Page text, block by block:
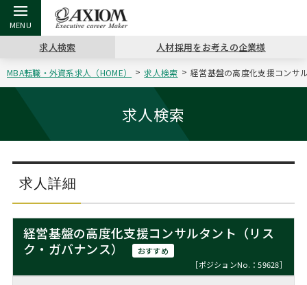
戻る
アクシアムの特長
戻る
コンサ
サービス案内
戻る
キャリ
コンサルタントの紹介
戻る
キャリア支援 TOP
キャリアデザイン講座
（最新求人市場動向）
戻る
MBAの
ステージ別アドバイス
MBAの転職事例
戻る
日本か
戻る
転職ツール TOP
英文レジュメの書き方
戻る
パワー
職務経歴書の書き方
よくある面接Q&A集
戻る
転職コラム TOP
“展”職相談室
転職市場の明日をよめ
転職成功への4つの鍵
戻る
イベント・セミナー TOP
ジョブフェア
キャリアデザインセミナー
キャリアフォーラム
戻る
会社概要 TOP
沿革
主なクライアント
採用情報
求人検索 人材採用をお考えの企業様
MBA転職・外資系求人（HOME） 求人検索 経営基盤の高度化支援コンサ
求人検索
求人詳細
経営基盤の高度化支援コンサルタント（リス
ク・ガバナンス）
おすすめ
［ポジションNo.：59628］